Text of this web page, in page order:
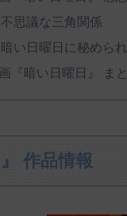
不思議な三角関係
暗い日曜日に秘めら
『暗い日曜日』 ま
作品情報